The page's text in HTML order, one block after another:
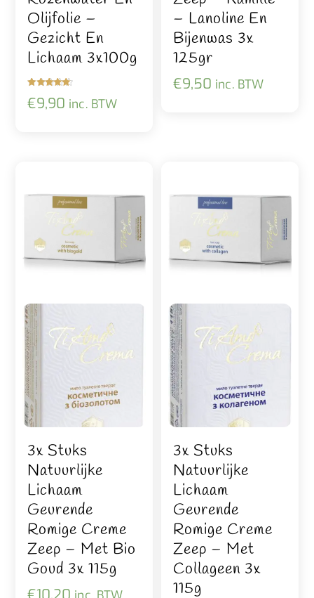
Olijfolie –
Gezicht En
Lichaam 3x100g
d
5.00
€9,90 inc. BTW
– Lanoline En
Bijenwas 3x
125gr
€9,50 inc. BTW
3x Stuks
Natuurlijke
Lichaam
Geurende
Romige Creme
Zeep – Met Bio
Goud 3x 115g
3x Stuks
Natuurlijke
Lichaam
Geurende
Romige Creme
Zeep – Met
Collageen 3x
115g